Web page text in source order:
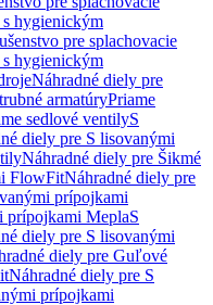
hygienickým
pre splachovacie
hygienickým
Náhradné diely pre
armatúryPriame
sedlové ventilyS
diely pre S lisovanými
Náhradné diely pre Šikmé
FlowFitNáhradné diely pre
prípojkami
prípojkami MeplaS
diely pre S lisovanými
diely pre Guľové
Náhradné diely pre S
prípojkami